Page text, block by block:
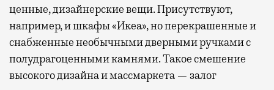
ценные, дизайнерские вещи. Присутствуют,
например, и шкафы «Икеа», но перекрашенные и
снабженные необычными дверными ручками с
полудрагоценными камнями. Такое смешение
высокого дизайна и массмаркета — залог